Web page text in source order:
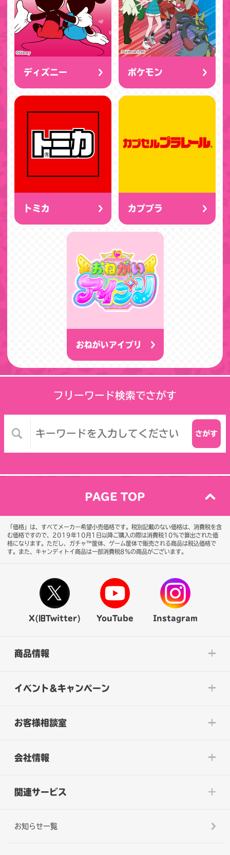
ディズニー ポケモン
トミカ カププラ
おねがいアイプリ
フリーワード検索でさがす
PAGE TOP
「価格」は、すべてメーカー希望小売価格です。税別記載のない価格は、消費税を含
む価格ですので、2019年10月1日以降ご購入の際は消費税10％で算出された価
格になります。 ただし、ガチャ™筐体、ゲーム筐体で販売される商品は税込価格で
す。また、キャンディトイ商品は一部消費税8％の商品がございます。
X(旧Twitter) YouTube Instagram
商品情報
イベント&キャンペーン
お客様相談室
会社情報
関連サービス
お知らせ一覧